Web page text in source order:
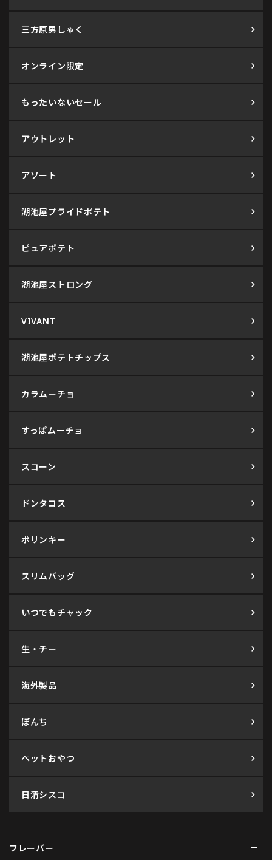
三方原男しゃく
オンライン限定
もったいないセール
アウトレット
アソート
湖池屋プライドポテト
ピュアポテト
湖池屋ストロング
VIVANT
湖池屋ポテトチップス
カラムーチョ
すっぱムーチョ
スコーン
ドンタコス
ポリンキー
スリムバッグ
いつでもチャック
生・チー
海外製品
ぼんち
ペットおやつ
日清シスコ
フレーバー